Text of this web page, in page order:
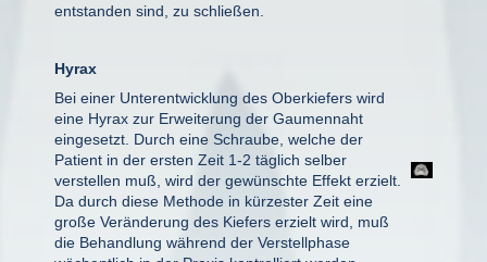
entstanden sind, zu schließen.
Hyrax
Bei einer Unterentwicklung des Oberkiefers wird
eine Hyrax zur Erweiterung der Gaumennaht
eingesetzt. Durch eine Schraube, welche der
Patient in der ersten Zeit 1-2 täglich selber
verstellen muß, wird der gewünschte Effekt erzielt.
Da durch diese Methode in kürzester Zeit eine
große Veränderung des Kiefers erzielt wird, muß
die Behandlung während der Verstellphase